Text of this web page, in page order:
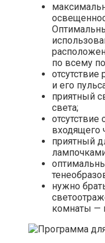
по всему
и его
приятный
света;
отсутствие
входящего
приятный
нужно
комнаты —